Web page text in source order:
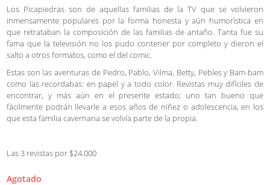
Los Picapiedras son de aquellas familias de la TV que se volvieron
inmensamente populares por la forma honesta y aún humorística en
que retrataban la composición de las familias de antaño. Tanta fue su
fama que la televisión no los pudo contener por completo y dieron el
salto a otros formatos, como el del comic.
Estas son las aventuras de Pedro, Pablo, Vilma, Betty, Pebles y Bam-bam
como las recordabas: en papel y a todo color. Revistas muy difíciles de
encontrar, y más aún en el presente estado; uno tan bueno que
fácilmente podrán llevarle a esos años de niñez o adolescencia, en los
que esta familia cavernaria se volvía parte de la propia.
Las 3 revistas por $24.000
Agotado